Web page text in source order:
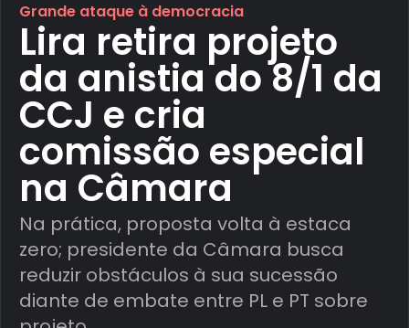
Grande ataque à democracia
Lira retira projeto
da anistia do 8/1 da
CCJ e cria
comissão especial
na Câmara
Na prática, proposta volta à estaca
zero; presidente da Câmara busca
reduzir obstáculos à sua sucessão
diante de embate entre PL e PT sobre